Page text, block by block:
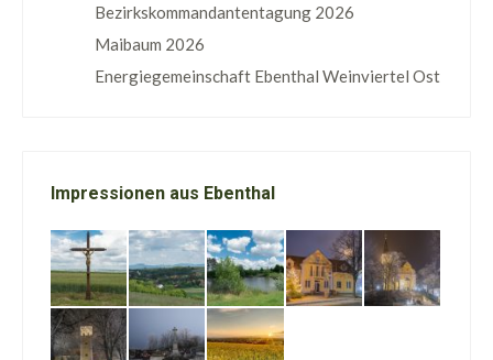
Bezirkskommandantentagung 2026
Maibaum 2026
Energiegemeinschaft Ebenthal Weinviertel Ost
Impressionen aus Ebenthal